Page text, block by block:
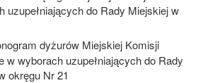
uzupełniających do Rady Miejskiej w
dyżurów Miejskiej Komisji
w wyborach uzupełniających do Rady
okręgu Nr 21